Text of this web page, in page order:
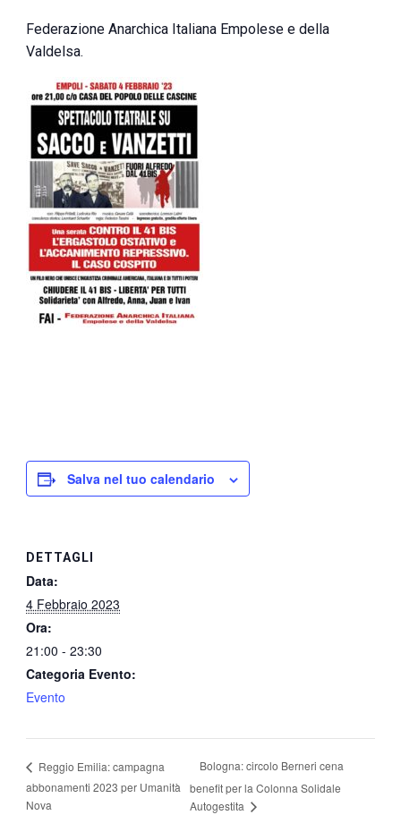
Federazione Anarchica Italiana Empolese e della
Valdelsa.
Salva nel tuo calendario
DETTAGLI
Data:
4 Febbraio 2023
Ora:
21:00 - 23:30
Categoria Evento:
Evento
Reggio Emilia: campagna
abbonamenti 2023 per Umanità
Nova
Bologna: circolo Berneri cena
benefit per la Colonna Solidale
Autogestita